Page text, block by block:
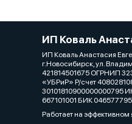
ИП Коваль
ИП Коваль Анастасия
г.Новосибирск, ул.
421814501675 ОГРНИП
«УБРиР» Р/счет
30101810900000000795
667101001 БИК 046577795
Работает на эффективном